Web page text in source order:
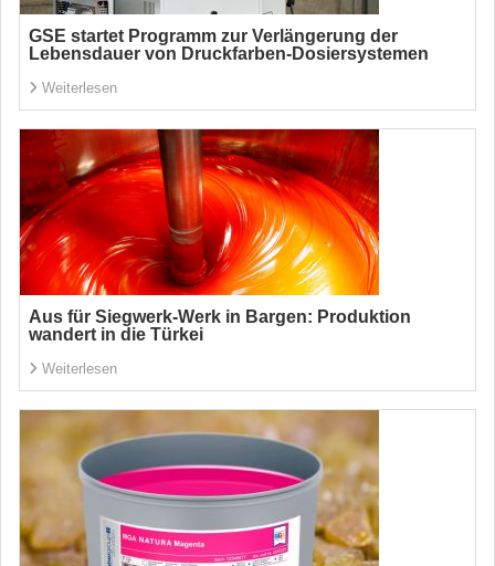
GSE startet Programm zur Verlängerung der
Lebensdauer von Druckfarben-Dosiersystemen
Weiterlesen
Aus für Siegwerk-Werk in Bargen: Produktion
wandert in die Türkei
Weiterlesen